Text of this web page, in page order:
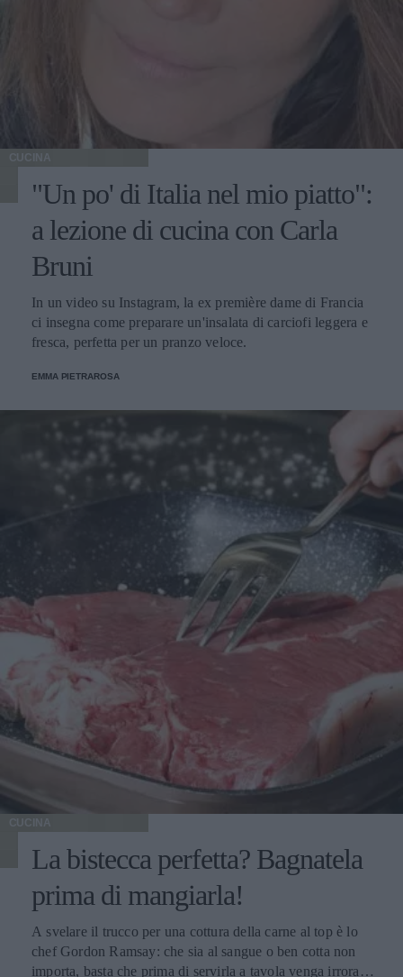
CUCINA
"Un po' di Italia nel mio piatto":
a lezione di cucina con Carla
Bruni
In un video su Instagram, la ex première dame di Francia
ci insegna come preparare un'insalata di carciofi leggera e
fresca, perfetta per un pranzo veloce.
EMMA PIETRAROSA
CUCINA
La bistecca perfetta? Bagnatela
prima di mangiarla!
A svelare il trucco per una cottura della carne al top è lo
chef Gordon Ramsay: che sia al sangue o ben cotta non
importa, basta che prima di servirla a tavola venga irrorata